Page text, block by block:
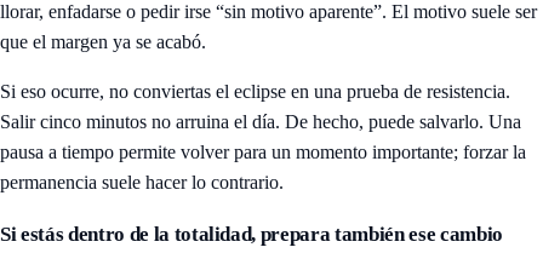
llorar, enfadarse o pedir irse “sin motivo aparente”. El motivo suele ser
que el margen ya se acabó.
Si eso ocurre, no conviertas el eclipse en una prueba de resistencia.
Salir cinco minutos no arruina el día. De hecho, puede salvarlo. Una
pausa a tiempo permite volver para un momento importante; forzar la
permanencia suele hacer lo contrario.
Si estás dentro de la totalidad, prepara también ese cambio